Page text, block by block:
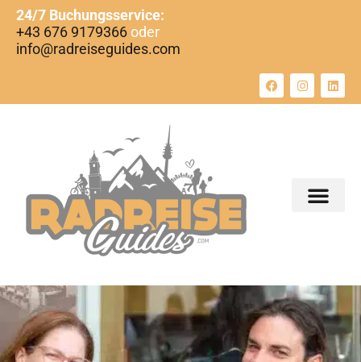
24/7 Buchungsservice:
+43 676 9179366 oder
info@radreiseguides.com